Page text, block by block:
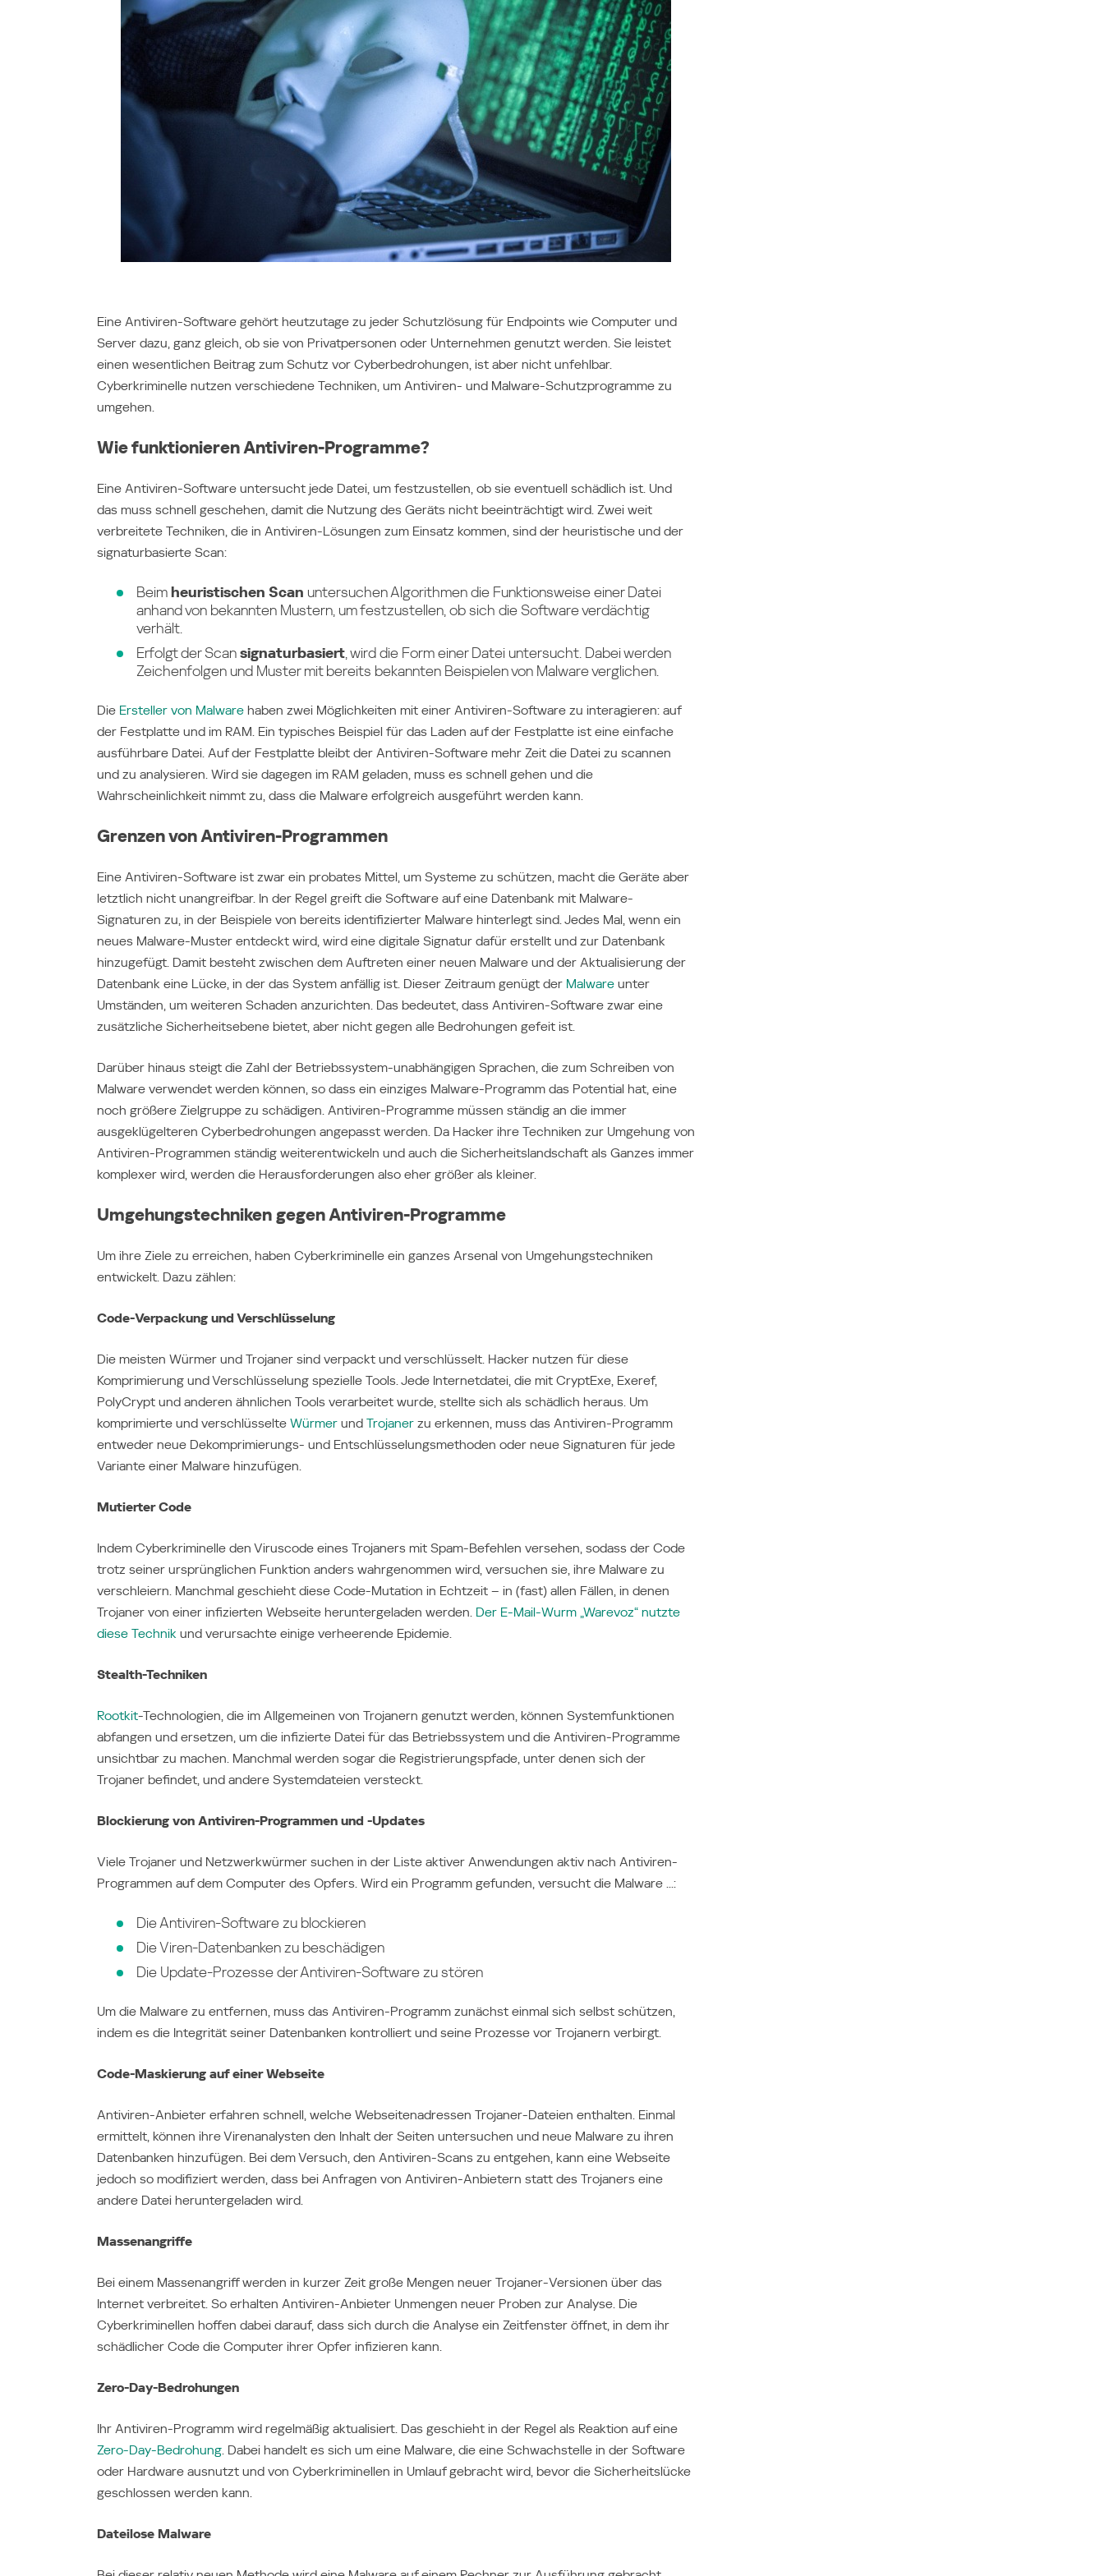
Naher Osten
Middle East (English)
Україна (Ukraine)
Eine Antiviren-Software gehört heutzutage zu jeder Schutzlösung für Endpoints wie Computer und
Server dazu, ganz gleich, ob sie von Privatpersonen oder Unternehmen genutzt werden. Sie leistet
einen wesentlichen Beitrag zum Schutz vor Cyberbedrohungen, ist aber nicht unfehlbar.
Cyberkriminelle nutzen verschiedene Techniken, um Antiviren- und Malware-Schutzprogramme zu
umgehen.
Wie funktionieren Antiviren-Programme?
Eine Antiviren-Software untersucht jede Datei, um festzustellen, ob sie eventuell schädlich ist. Und
das muss schnell geschehen, damit die Nutzung des Geräts nicht beeinträchtigt wird. Zwei weit
verbreitete Techniken, die in Antiviren-Lösungen zum Einsatz kommen, sind der heuristische und der
signaturbasierte Scan:
Beimheuristischen Scan untersuchen Algorithmen die Funktionsweise einer Datei
anhand von bekannten Mustern, um festzustellen, ob sich die Software verdächtig
verhält.
Erfolgt der Scansignaturbasiert , wird die Form einer Datei untersucht. Dabei werden
Zeichenfolgen und Muster mit bereits bekannten Beispielen von Malware verglichen.
Die Ersteller von Malware haben zwei Möglichkeiten mit einer Antiviren-Software zu interagieren: auf
der Festplatte und im RAM. Ein typisches Beispiel für das Laden auf der Festplatte ist eine einfache
ausführbare Datei. Auf der Festplatte bleibt der Antiviren-Software mehr Zeit die Datei zu scannen
und zu analysieren. Wird sie dagegen im RAM geladen, muss es schnell gehen und die
Wahrscheinlichkeit nimmt zu, dass die Malware erfolgreich ausgeführt werden kann.
Grenzen von Antiviren-Programmen
Eine Antiviren-Software ist zwar ein probates Mittel, um Systeme zu schützen, macht die Geräte aber
letztlich nicht unangreifbar. In der Regel greift die Software auf eine Datenbank mit Malware-
Signaturen zu, in der Beispiele von bereits identifizierter Malware hinterlegt sind. Jedes Mal, wenn ein
neues Malware-Muster entdeckt wird, wird eine digitale Signatur dafür erstellt und zur Datenbank
hinzugefügt. Damit besteht zwischen dem Auftreten einer neuen Malware und der Aktualisierung der
Datenbank eine Lücke, in der das System anfällig ist. Dieser Zeitraum genügt der Malware unter
Umständen, um weiteren Schaden anzurichten. Das bedeutet, dass Antiviren-Software zwar eine
zusätzliche Sicherheitsebene bietet, aber nicht gegen alle Bedrohungen gefeit ist.
Darüber hinaus steigt die Zahl der Betriebssystem-unabhängigen Sprachen, die zum Schreiben von
Malware verwendet werden können, so dass ein einziges Malware-Programm das Potential hat, eine
noch größere Zielgruppe zu schädigen. Antiviren-Programme müssen ständig an die immer
ausgeklügelteren Cyberbedrohungen angepasst werden. Da Hacker ihre Techniken zur Umgehung von
Antiviren-Programmen ständig weiterentwickeln und auch die Sicherheitslandschaft als Ganzes immer
komplexer wird, werden die Herausforderungen also eher größer als kleiner.
Umgehungstechniken gegen Antiviren-Programme
Um ihre Ziele zu erreichen, haben Cyberkriminelle ein ganzes Arsenal von Umgehungstechniken
entwickelt. Dazu zählen:
Code-Verpackung und Verschlüsselung
Die meisten Würmer und Trojaner sind verpackt und verschlüsselt. Hacker nutzen für diese
Komprimierung und Verschlüsselung spezielle Tools. Jede Internetdatei, die mit CryptExe, Exeref,
PolyCrypt und anderen ähnlichen Tools verarbeitet wurde, stellte sich als schädlich heraus. Um
komprimierte und verschlüsselte Würmer und Trojaner zu erkennen, muss das Antiviren-Programm
entweder neue Dekomprimierungs- und Entschlüsselungsmethoden oder neue Signaturen für jede
Variante einer Malware hinzufügen.
Mutierter Code
Indem Cyberkriminelle den Viruscode eines Trojaners mit Spam-Befehlen versehen, sodass der Code
trotz seiner ursprünglichen Funktion anders wahrgenommen wird, versuchen sie, ihre Malware zu
verschleiern. Manchmal geschieht diese Code-Mutation in Echtzeit – in (fast) allen Fällen, in denen
Trojaner von einer infizierten Webseite heruntergeladen werden. Der E-Mail-Wurm „Warevoz“ nutzte
diese Technik und verursachte einige verheerende Epidemie.
Stealth-Techniken
Rootkit-Technologien, die im Allgemeinen von Trojanern genutzt werden, können Systemfunktionen
abfangen und ersetzen, um die infizierte Datei für das Betriebssystem und die Antiviren-Programme
unsichtbar zu machen. Manchmal werden sogar die Registrierungspfade, unter denen sich der
Trojaner befindet, und andere Systemdateien versteckt.
Blockierung von Antiviren-Programmen und -Updates
Viele Trojaner und Netzwerkwürmer suchen in der Liste aktiver Anwendungen aktiv nach Antiviren-
Programmen auf dem Computer des Opfers. Wird ein Programm gefunden, versucht die Malware ...:
Die Antiviren-Software zu blockieren
Die Viren-Datenbanken zu beschädigen
Die Update-Prozesse der Antiviren-Software zu stören
Um die Malware zu entfernen, muss das Antiviren-Programm zunächst einmal sich selbst schützen,
indem es die Integrität seiner Datenbanken kontrolliert und seine Prozesse vor Trojanern verbirgt.
Code-Maskierung auf einer Webseite
Antiviren-Anbieter erfahren schnell, welche Webseitenadressen Trojaner-Dateien enthalten. Einmal
ermittelt, können ihre Virenanalysten den Inhalt der Seiten untersuchen und neue Malware zu ihren
Datenbanken hinzufügen. Bei dem Versuch, den Antiviren-Scans zu entgehen, kann eine Webseite
jedoch so modifiziert werden, dass bei Anfragen von Antiviren-Anbietern statt des Trojaners eine
andere Datei heruntergeladen wird.
Massenangriffe
Bei einem Massenangriff werden in kurzer Zeit große Mengen neuer Trojaner-Versionen über das
Internet verbreitet. So erhalten Antiviren-Anbieter Unmengen neuer Proben zur Analyse. Die
Cyberkriminellen hoffen dabei darauf, dass sich durch die Analyse ein Zeitfenster öffnet, in dem ihr
schädlicher Code die Computer ihrer Opfer infizieren kann.
Zero-Day-Bedrohungen
Ihr Antiviren-Programm wird regelmäßig aktualisiert. Das geschieht in der Regel als Reaktion auf eine
Zero-Day-Bedrohung. Dabei handelt es sich um eine Malware, die eine Schwachstelle in der Software
oder Hardware ausnutzt und von Cyberkriminellen in Umlauf gebracht wird, bevor die Sicherheitslücke
geschlossen werden kann.
Dateilose Malware